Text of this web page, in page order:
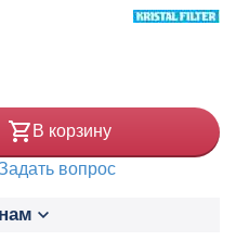
В корзину
вопрос